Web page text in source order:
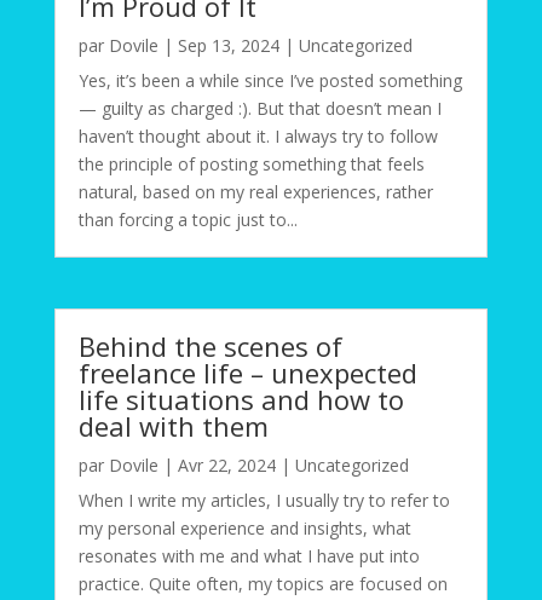
par Dovile | Sep 13, 2024| Uncategorized
Yes, it’s been a while since I’ve posted something
— guilty as charged :). But that doesn’t mean I
haven’t thought about it. I always try to follow
the principle of posting something that feels
natural, based on my real experiences, rather
than forcing a topic just to...
Behind the scenes of
freelance life – unexpected
life situations and how to
deal with them
par Dovile | Avr 22, 2024| Uncategorized
When I write my articles, I usually try to refer to
my personal experience and insights, what
resonates with me and what I have put into
practice. Quite often, my topics are focused on